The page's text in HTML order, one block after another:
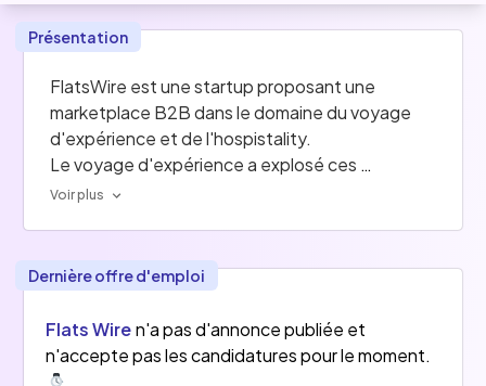
Présentation
FlatsWire est une startup proposant une
marketplace B2B dans le domaine du voyage
d'expérience et de l'hospistality.
Le voyage d'expérience a explosé ces
dernières années et peine à avoir une offre
Grâce à sa marketplace, FlatsWire met en
relation ces agences et des gestionnaires de
biens et même des fournisseurs de services.
Nous venons de boucler notre 1ère levée de
Voir plus
Dernière offre d'emploi
Flats Wire n'a pas d'annonce publiée et
n'accepte pas les candidatures pour le moment.